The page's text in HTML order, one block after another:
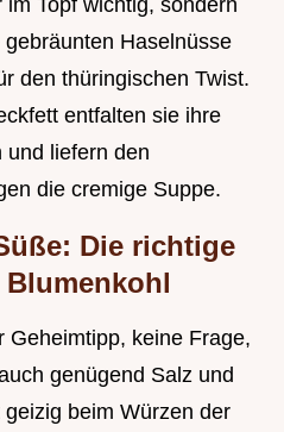
Topf wichtig, sondern
Haselnüsse
den thüringischen Twist.
entfalten sie ihre
und liefern den
die cremige Suppe.
Die richtige
Geheimtipp, keine Frage,
genügend Salz und
beim Würzen der